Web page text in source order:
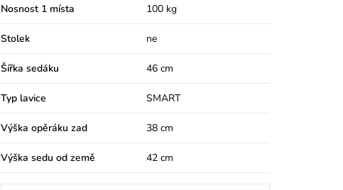
Nosnost 1 místa 100 kg
Stolek ne
Šířka sedáku 46 cm
Typ lavice SMART
Výška opěráku zad 38 cm
Výška sedu od země 42 cm